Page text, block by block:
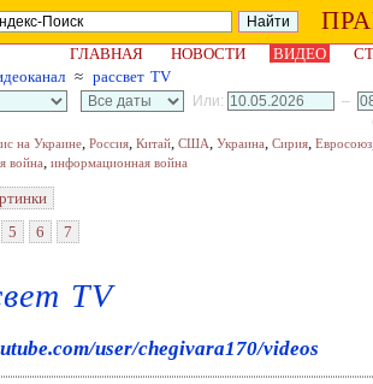
ГЛАВНАЯ НОВОСТИ ВИДЕО
≈ рассвет TV
Или:
–
на Украине, Россия, Китай, США, Украина, Сирия, Евросоюз
война, информационная война
5 6 7
TV
user/chegivara170/videos